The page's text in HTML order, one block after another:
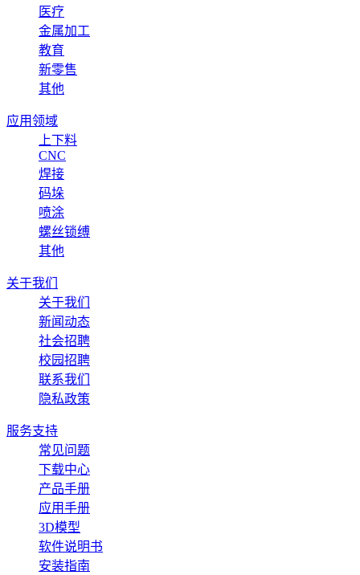
医疗
金属加工
教育
新零售
其他
应用领域
上下料
CNC
焊接
码垛
喷涂
螺丝锁缚
其他
关于我们
关于我们
新闻动态
社会招聘
校园招聘
联系我们
隐私政策
服务支持
常见问题
下载中心
产品手册
应用手册
3D模型
软件说明书
安装指南